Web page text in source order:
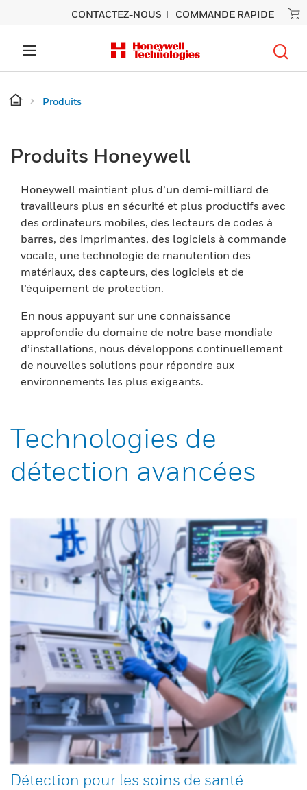
CONTACTEZ-NOUS COMMANDE RAPIDE
Produits
Produits Honeywell
Honeywell maintient plus d’un demi-milliard de
travailleurs plus en sécurité et plus productifs avec
des ordinateurs mobiles, des lecteurs de codes à
barres, des imprimantes, des logiciels à commande
vocale, une technologie de manutention des
matériaux, des capteurs, des logiciels et de
l’équipement de protection.
En nous appuyant sur une connaissance
approfondie du domaine de notre base mondiale
d’installations, nous développons continuellement
de nouvelles solutions pour répondre aux
environnements les plus exigeants.
Technologies de
détection avancées
Détection pour les soins de santé